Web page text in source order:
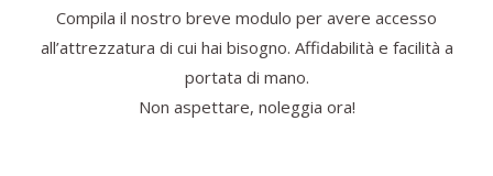
Compila il nostro breve modulo per avere accesso
all’attrezzatura di cui hai bisogno. Affidabilità e facilità a
portata di mano.
Non aspettare, noleggia ora!